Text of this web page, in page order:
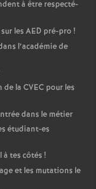
à être respecté-
les AED pré-pro !
l’académie de
de la CVEC pour les
dans le métier
étudiant-es
à tes côtés !
et les mutations le